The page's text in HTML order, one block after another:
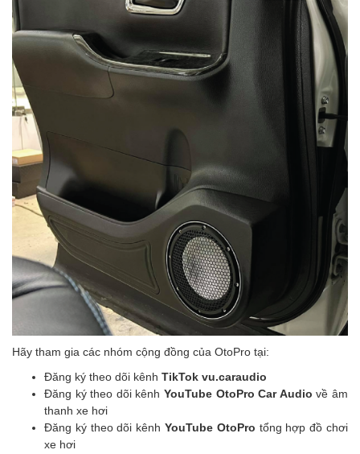
Hãy tham gia các nhóm cộng đồng của OtoPro tại:
Đăng ký theo dõi kênh TikTok vu.caraudio
Đăng ký theo dõi kênh YouTube OtoPro Car Audio về âm
thanh xe hơi
Đăng ký theo dõi kênh YouTube OtoPro tổng hợp đồ chơi
xe hơi